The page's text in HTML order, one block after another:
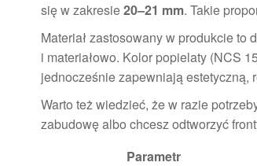
się w zakresie20–21 mm. Takie
Materiał zastosowany w produkcie to
i materiałowo. Kolor popielaty (NCS
jednocześnie zapewniają estetyczną,
Warto też wiedzieć, że w razie
zabudowę albo chcesz odtworzyć
Parametr